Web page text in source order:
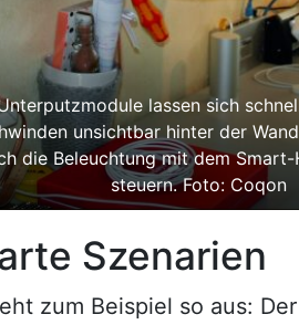
lassen sich
unsichtbar hinter der
die Beleuchtung mit dem
steuern. Foto: Coqon
Szenarien
zum Beispiel so aus: